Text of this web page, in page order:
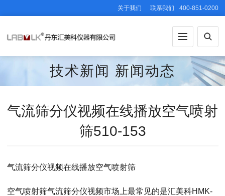
关于我们 联系我们 400-851-0200
技术新闻 新闻动态
气流筛分仪视频在线播放空气喷射
筛510-153
气流筛分仪视频在线播放空气喷射筛
空气喷射筛气流筛分仪视频市场上最常见的是汇美科HMK-